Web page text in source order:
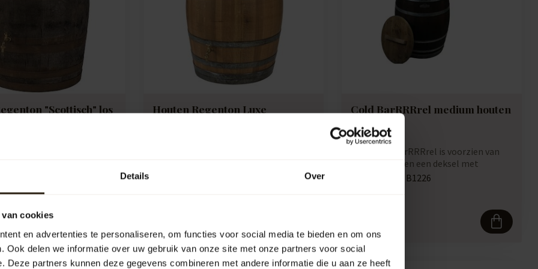
Details Over
van cookies
en advertenties te personaliseren, om functies voor social media te bieden en om ons
Ook delen we informatie over uw gebruik van onze site met onze partners voor social
Deze partners kunnen deze gegevens combineren met andere informatie die u aan ze heeft
"Scottisch" los
Houten Regenton Luxe
Cold BarRRRrel medium houten
Deze Cold BarRRRrel is voorzien van
een kraantje en een deksel met
handvat. Zo k...B1226